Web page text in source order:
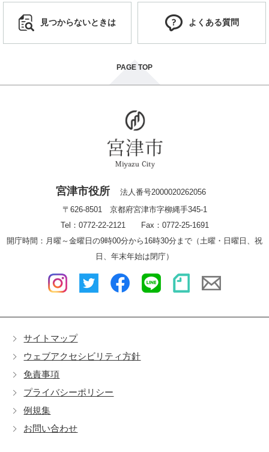
見つからないときは よくある質問
PAGE TOP
サイトマップ
ウェブアクセシビリティ方針
免責事項
プライバシーポリシー
例規集
お問い合わせ
宮津市役所
法人番号2000020262056
〒626-8501 京都府宮津市字柳縄手345-1
Tel：0772-22-2121 Fax：0772-25-1691
開庁時間：月曜～金曜日の9時00分から16時30分まで（土曜・日曜日、祝
日、年末年始は閉庁）